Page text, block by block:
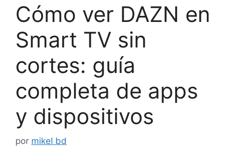
Cómo ver DAZN en
Smart TV sin
cortes: guía
completa de apps
y dispositivos
por mikel bd